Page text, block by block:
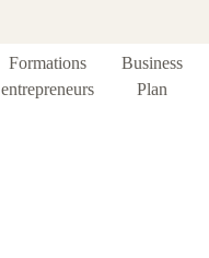
Formations
entrepreneurs
Business
Plan